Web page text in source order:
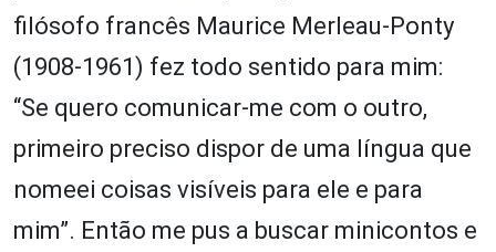
filósofo francês Maurice Merleau-Ponty
(1908-1961) fez todo sentido para mim:
“Se quero comunicar-me com o outro,
primeiro preciso dispor de uma língua que
nomeei coisas visíveis para ele e para
mim”. Então me pus a buscar minicontos e